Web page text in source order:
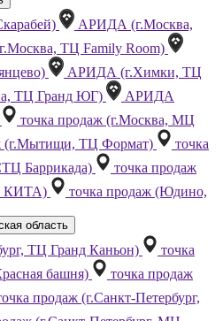
АРИДА (г.Москва,
ТЦ Family Room)
АРИДА (г.Химки, ТЦ
ТЦ Гранд ЮГ)
АРИДА
точка продаж (г.Москва, МЦ
(г.Мытищи, ТЦ Формат)
точка
Баррикада)
точка продаж
КИТА)
точка продаж (Юдино,
область
ТЦ Гранд Каньон)
точка
башня)
точка продаж
продаж (г.Санкт-Петербург,